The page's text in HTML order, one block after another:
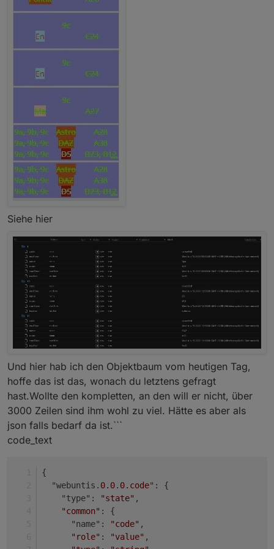
Siehe hier
Und hier hab ich den Objektbaum vom heutigen Tag,
hoffe das ist das, wonach du letztens gefragt
hast.Wollte den kompletten, an den will er nicht, über
3000 Zeilen sind ihm wohl zu viel. Hätte es aber als
json falls bedarf da ist.```
code_text
{
  "webuntis.
0.0. 0.code": {
    "type":
"state" ,
"common" : {
      "name":
"code" ,
"role" : "value" ,